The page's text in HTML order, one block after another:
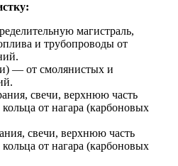
магистраль,
и трубопроводы от
— от смолянистых и
свечи, верхнюю часть
от нагара (карбоновых
свечи, верхнюю часть
от нагара (карбоновых